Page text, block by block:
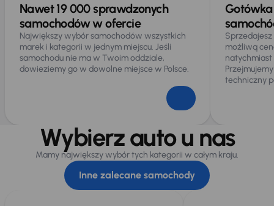
Nawet 19 000 sprawdzonych
samochodów w ofercie
Największy wybór samochodów wszystkich
marek i kategorii w jednym miejscu. Jeśli
samochodu nie ma w Twoim oddziale,
dowieziemy go w dowolne miejsce w Polsce.
możliwą
techniczny
Wybierz auto u nas
Mamy największy wybór tych kategorii w całym kraju.
Inne zalecane samochody